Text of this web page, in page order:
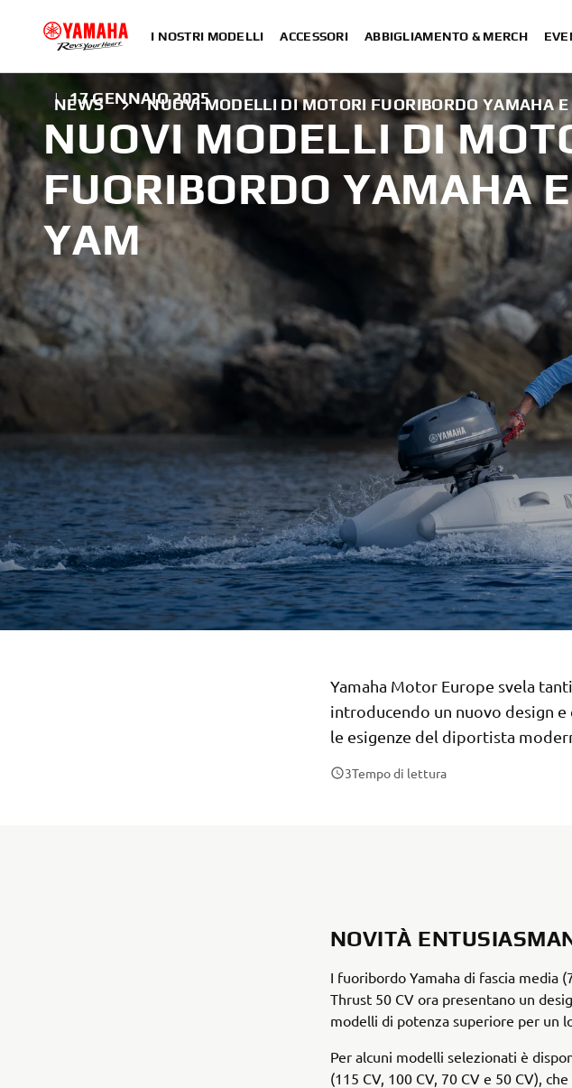
I NOSTRI MODELLI ACCESSORI ABBIGLIAMENTO & MERCH
NEWS NUOVI MODELLI DI MOTORI FUORIBORDO YAMAHA
| 17 GENNAIO 2025
NUOVI MODELLI DI
FUORIBORDO YAMAHA
YAM
Yamaha Motor Europe svela
introducendo un nuovo design
le esigenze del diportista
3Tempo di lettura
NOVITÀ
I fuoribordo Yamaha di fascia media
Thrust 50 CV ora presentano un
modelli di potenza superiore per un
Per alcuni modelli selezionati è
(115 CV, 100 CV, 70 CV e 50 CV),